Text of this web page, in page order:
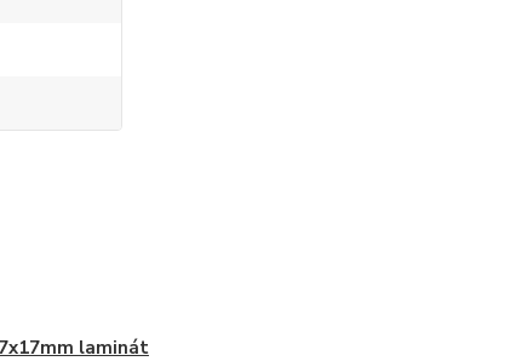
laminát